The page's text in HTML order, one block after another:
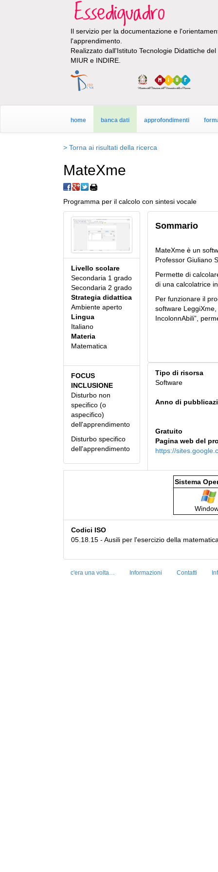
Il servizio per la documentazione e
l'apprendimento.
Realizzato dall'Istituto Tecnologie Didattiche
MIUR e INDIRE.
home banca dati approfondimenti
> Torna ai risultati della ricerca
MateXme
Programma per il calcolo con sintesi vocale
Livello scolare
Secondaria 1 grado
Secondaria 2 grado
Strategia didattica
Ambiente aperto
Lingua
Italiano
Materia
Matematica
FOCUS
INCLUSIONE
Disturbo non
specifico (o
aspecifico)
dell'apprendimento
Disturbo specifico
dell'apprendimento
Sommario
MateXme è un
Professor Giuliano
Permette di
di una calcolatrice
Per funzionare il
software
IncolonnAbili”,
Tipo di risorsa
Software
Anno di
Gratuito
Pagina web del
https://
Sistema
Codici ISO
05.18.15 - Ausili per l'esercizio della
c'era una volta… Informazioni Contatti